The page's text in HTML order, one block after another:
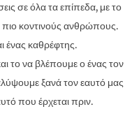
σε όλα τα επίπεδα, με το
πιο κοντινούς ανθρώπους.
ένας καθρέφτης.
το να βλέπουμε ο ένας τον
ξανά τον εαυτό μας
που έρχεται πριν.